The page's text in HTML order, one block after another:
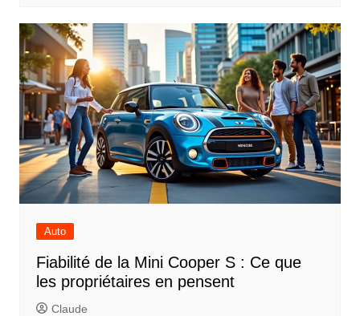
Auto
Fiabilité de la Mini Cooper S : Ce que
les propriétaires en pensent
Claude